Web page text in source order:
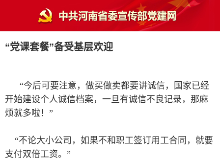
“党课套餐”备受基层欢迎
“今后可要注意，做买做卖都要讲诚信，国家已经
开始建设个人诚信档案，一旦有诚信不良记录，那麻
烦就多啦！”
“不论大小公司，如果不和职工签订用工合同，就要
支付双倍工资。”